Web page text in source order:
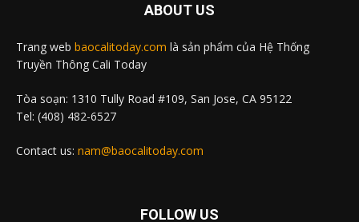
ABOUT US
Trang web baocalitoday.com là sản phẩm của Hệ Thống
Truyền Thông Cali Today
Tòa soạn: 1310 Tully Road #109, San Jose, CA 95122
Tel: (408) 482-6527
Contact us: nam@baocalitoday.com
FOLLOW US